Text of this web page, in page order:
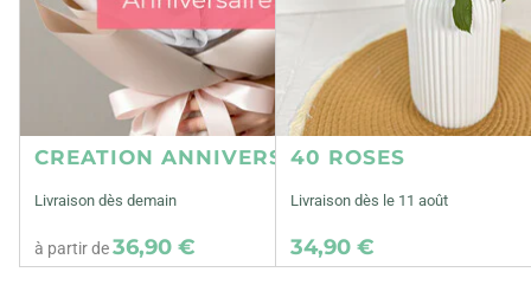
CREATION ANNIVERSAIRE
Livraison dès demain
à partir de36,90 €
40 ROSES
Livraison dès le 11 août
34,90 €